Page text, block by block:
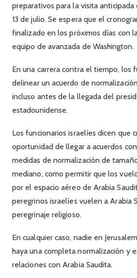
preparativos para la visita
13 de julio. Se espera que el
finalizado en los próximos días con
equipo de avanzada de Washington.
En una carrera contra el tiempo, los
delinear un acuerdo de
incluso antes de la llegada del
estadounidense.
Los funcionarios israelíes dicen que
oportunidad de llegar a acuerdos
medidas de normalización de
mediano, como permitir que los
por el espacio aéreo de Arabia
peregrinos israelíes vuelen a Arabia
peregrinaje religioso.
En cualquier caso, nadie en
haya una completa normalización y
relaciones con Arabia Saudita.